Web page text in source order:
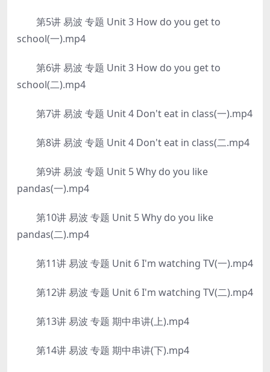
第5讲 易波 专题 Unit 3 How do you get to
school(一).mp4
第6讲 易波 专题 Unit 3 How do you get to
school(二).mp4
第7讲 易波 专题 Unit 4 Don't eat in class(一).mp4
第8讲 易波 专题 Unit 4 Don't eat in class(二.mp4
第9讲 易波 专题 Unit 5 Why do you like
pandas(一).mp4
第10讲 易波 专题 Unit 5 Why do you like
pandas(二).mp4
第11讲 易波 专题 Unit 6 I'm watching TV(一).mp4
第12讲 易波 专题 Unit 6 I'm watching TV(二).mp4
第13讲 易波 专题 期中串讲(上).mp4
第14讲 易波 专题 期中串讲(下).mp4